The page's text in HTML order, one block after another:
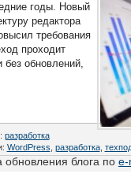
годы. Новый
редактора
требования
проходит
без обновлений,
разработка
WordPress разработка,
блога по e-